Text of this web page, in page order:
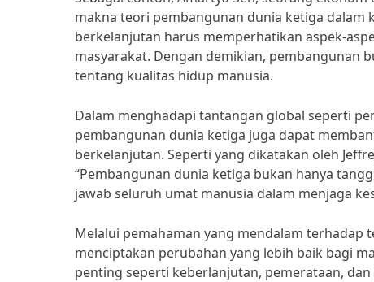
makna teori pembangunan dunia ketiga
berkelanjutan harus memperhatikan aspek-
masyarakat. Dengan demikian, pembangunan
tentang kualitas hidup manusia.
Dalam menghadapi tantangan global seperti
pembangunan dunia ketiga juga dapat
berkelanjutan. Seperti yang dikatakan oleh
“Pembangunan dunia ketiga bukan hanya
jawab seluruh umat manusia dalam menjaga
Melalui pemahaman yang mendalam terhadap
menciptakan perubahan yang lebih baik bagi
penting seperti keberlanjutan, pemerataan,